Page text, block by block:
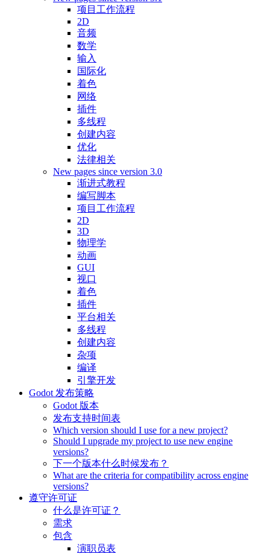
项目工作流程
2D
音频
数学
输入
国际化
着色
网络
插件
多线程
创建内容
优化
法律相关
New pages since version 3.0
渐进式教程
编写脚本
项目工作流程
2D
3D
物理学
动画
GUI
视口
着色
插件
平台相关
多线程
创建内容
杂项
编译
引擎开发
Godot 发布策略
Godot 版本
发布支持时间表
Which version should I use for a new project?
Should I upgrade my project to use new engine
versions?
下一个版本什么时候发布？
What are the criteria for compatibility across engine
versions?
遵守许可证
什么是许可证？
需求
包含
演职员表